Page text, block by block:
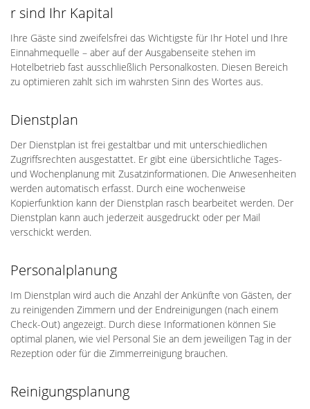
r sind Ihr Kapital
Ihre Gäste sind zweifelsfrei das Wichtigste für Ihr Hotel und Ihre
Einnahmequelle – aber auf der Ausgabenseite stehen im
Hotelbetrieb fast ausschließlich Personalkosten. Diesen Bereich
zu optimieren zahlt sich im wahrsten Sinn des Wortes aus.
Dienstplan
Der Dienstplan ist frei gestaltbar und mit unterschiedlichen
Zugriffsrechten ausgestattet. Er gibt eine übersichtliche Tages-
und Wochenplanung mit Zusatzinformationen. Die Anwesenheiten
werden automatisch erfasst. Durch eine wochenweise
Kopierfunktion kann der Dienstplan rasch bearbeitet werden. Der
Dienstplan kann auch jederzeit ausgedruckt oder per Mail
verschickt werden.
Personalplanung
Im Dienstplan wird auch die Anzahl der Ankünfte von Gästen, der
zu reinigenden Zimmern und der Endreinigungen (nach einem
Check-Out) angezeigt. Durch diese Informationen können Sie
optimal planen, wie viel Personal Sie an dem jeweiligen Tag in der
Rezeption oder für die Zimmerreinigung brauchen.
Reinigungsplanung